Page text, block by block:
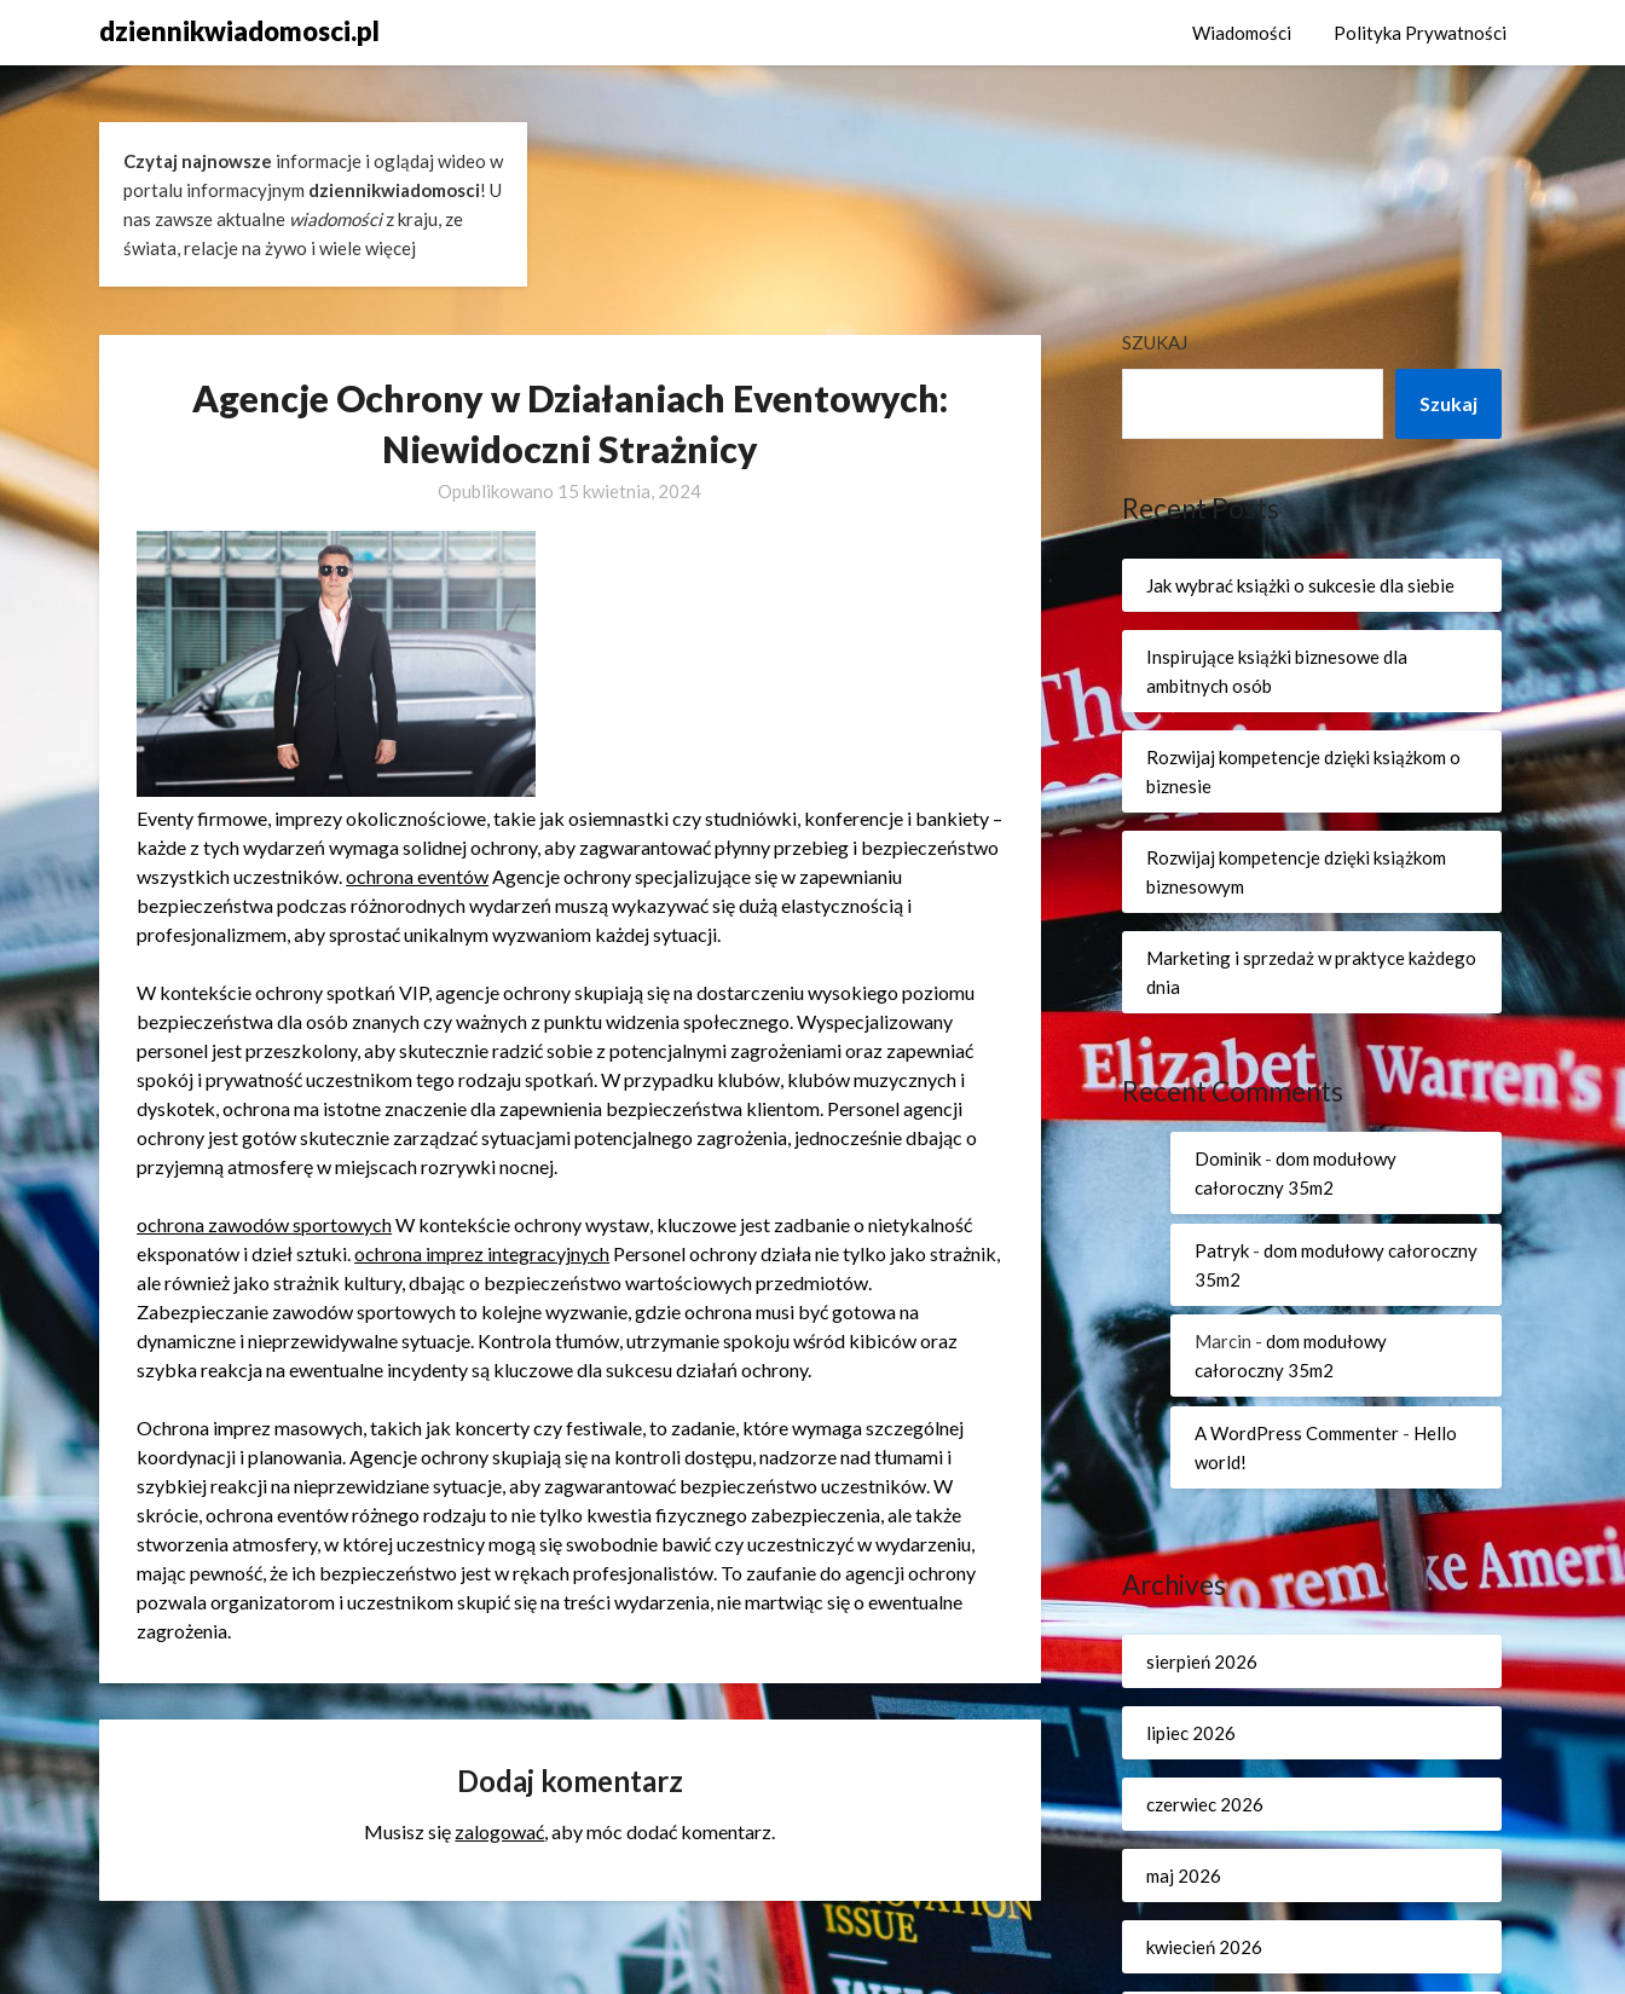
content
dziennikwiadomosci.pl Wiadomości Polityka Prywatności
Czytaj najnowsze informacje i oglądaj wideo w
portalu informacyjnym dziennikwiadomosci! U
nas zawsze aktualne wiadomościz kraju, ze
świata, relacje na żywo i wiele więcej
Agencje Ochrony w Działaniach Eventowych:
Niewidoczni Strażnicy
Opublikowano 15 kwietnia, 2024
Eventy firmowe, imprezy okolicznościowe, takie jak osiemnastki czy studniówki, konferencje i bankiety –
każde z tych wydarzeń wymaga solidnej ochrony, aby zagwarantować płynny przebieg i bezpieczeństwo
wszystkich uczestników.ochrona eventówAgencje ochrony specjalizujące się w zapewnianiu
bezpieczeństwa podczas różnorodnych wydarzeń muszą wykazywać się dużą elastycznością i
profesjonalizmem, aby sprostać unikalnym wyzwaniom każdej sytuacji.
W kontekście ochrony spotkań VIP, agencje ochrony skupiają się na dostarczeniu wysokiego poziomu
bezpieczeństwa dla osób znanych czy ważnych z punktu widzenia społecznego. Wyspecjalizowany
personel jest przeszkolony, aby skutecznie radzić sobie z potencjalnymi zagrożeniami oraz zapewniać
spokój i prywatność uczestnikom tego rodzaju spotkań. W przypadku klubów, klubów muzycznych i
dyskotek, ochrona ma istotne znaczenie dla zapewnienia bezpieczeństwa klientom. Personel agencji
ochrony jest gotów skutecznie zarządzać sytuacjami potencjalnego zagrożenia, jednocześnie dbając o
przyjemną atmosferę w miejscach rozrywki nocnej.
ochrona zawodów sportowychW kontekście ochrony wystaw, kluczowe jest zadbanie o nietykalność
eksponatów i dzieł sztuki.ochrona imprez integracyjnych Personel ochrony działa nie tylko jako strażnik,
ale również jako strażnik kultury, dbając o bezpieczeństwo wartościowych przedmiotów.
Zabezpieczanie zawodów sportowych to kolejne wyzwanie, gdzie ochrona musi być gotowa na
dynamiczne i nieprzewidywalne sytuacje. Kontrola tłumów, utrzymanie spokoju wśród kibiców oraz
szybka reakcja na ewentualne incydenty są kluczowe dla sukcesu działań ochrony.
Ochrona imprez masowych, takich jak koncerty czy festiwale, to zadanie, które wymaga szczególnej
koordynacji i planowania. Agencje ochrony skupiają się na kontroli dostępu, nadzorze nad tłumami i
szybkiej reakcji na nieprzewidziane sytuacje, aby zagwarantować bezpieczeństwo uczestników. W
skrócie, ochrona eventów różnego rodzaju to nie tylko kwestia fizycznego zabezpieczenia, ale także
stworzenia atmosfery, w której uczestnicy mogą się swobodnie bawić czy uczestniczyć w wydarzeniu,
mając pewność, że ich bezpieczeństwo jest w rękach profesjonalistów. To zaufanie do agencji ochrony
pozwala organizatorom i uczestnikom skupić się na treści wydarzenia, nie martwiąc się o ewentualne
zagrożenia.
Dodaj komentarz
Musisz się zalogować, aby móc dodać komentarz.
SZUKAJ
Szukaj
Recent Posts
Jak wybrać książki o sukcesie dla siebie
Inspirujące książki biznesowe dla
ambitnych osób
Rozwijaj kompetencje dzięki książkom o
biznesie
Rozwijaj kompetencje dzięki książkom
biznesowym
Marketing i sprzedaż w praktyce każdego
dnia
Recent Comments
Dominik- dom modułowy
całoroczny 35m2
Patryk- dom modułowy całoroczny
35m2
Marcin - dom modułowy
całoroczny 35m2
A WordPress Commenter- Hello
world!
Archives
sierpień 2026
lipiec 2026
czerwiec 2026
maj 2026
kwiecień 2026